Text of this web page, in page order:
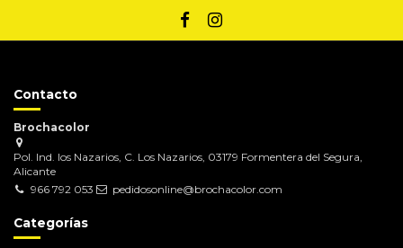
Contacto
Brochacolor
Pol. Ind. los Nazarios, C. Los Nazarios, 03179 Formentera del Segura,
Alicante
966 792 053
pedidosonline@brochacolor.com
Categorías